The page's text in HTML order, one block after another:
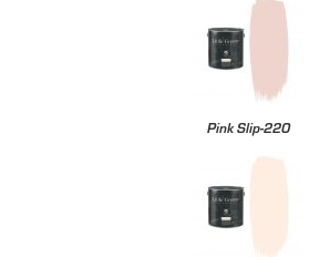
Pink Slip-220